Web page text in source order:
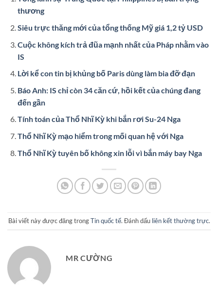
thương
Siêu trực thăng mới của tổng thống Mỹ giá 1,2 tỷ USD
Cuộc không kích trả đũa mạnh nhất của Pháp nhằm vào
IS
Lời kể con tin bị khủng bố Paris dùng làm bia đỡ đạn
Báo Anh: IS chỉ còn 34 căn cứ, hồi kết của chúng đang
đến gần
Tính toán của Thổ Nhĩ Kỳ khi bắn rơi Su-24 Nga
Thổ Nhĩ Kỳ mạo hiểm trong mối quan hệ với Nga
Thổ Nhĩ Kỳ tuyên bố không xin lỗi vì bắn máy bay Nga
Bài viết này được đăng trongTin quốc tế. Đánh dấu liên kết thường trực.
MR CƯỜNG